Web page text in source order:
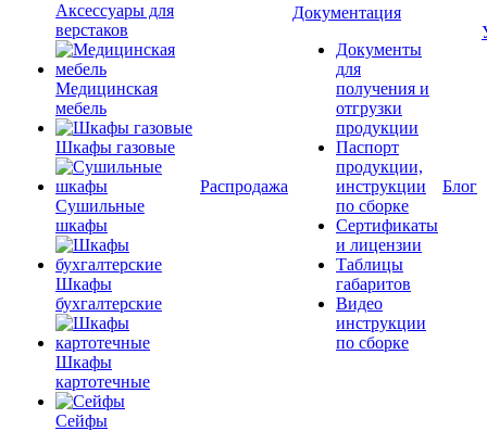
Аксессуары для
верстаков
Медицинская
мебель
Шкафы газовые
Сушильные
шкафы
Шкафы
бухгалтерские
Шкафы
картотечные
Сейфы
Распродажа
Документация
Документы
для
получения и
отгрузки
продукции
Паспорт
продукции,
инструкции
по сборке
Сертификаты
и лицензии
Таблицы
габаритов
Видео
инструкции
по сборке
Блог